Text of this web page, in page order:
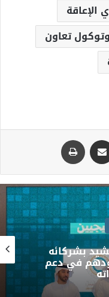
تعاون
في الاجتماع
بجانب
وتركيا